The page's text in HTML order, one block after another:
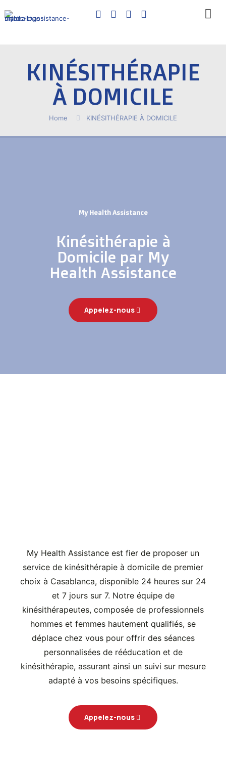
KINÉSITHÉRAPIE
À DOMICILE
Home KINÉSITHÉRAPIE À DOMICILE
My Health Assistance
Kinésithérapie à
Domicile par My
Health Assistance
Appelez-nous
My Health Assistance est fier de proposer un
service de kinésithérapie à domicile de premier
choix à Casablanca, disponible 24 heures sur 24
et 7 jours sur 7. Notre équipe de
kinésithérapeutes, composée de professionnels
hommes et femmes hautement qualifiés, se
déplace chez vous pour offrir des séances
personnalisées de rééducation et de
kinésithérapie, assurant ainsi un suivi sur mesure
adapté à vos besoins spécifiques.
Appelez-nous